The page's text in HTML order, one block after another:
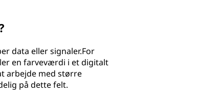
data eller signaler.For
en farveværdi i et digitalt
arbejde med større
på dette felt.